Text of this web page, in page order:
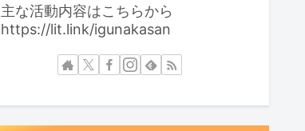
主な活動内容はこちらから
https://lit.link/igunakasan